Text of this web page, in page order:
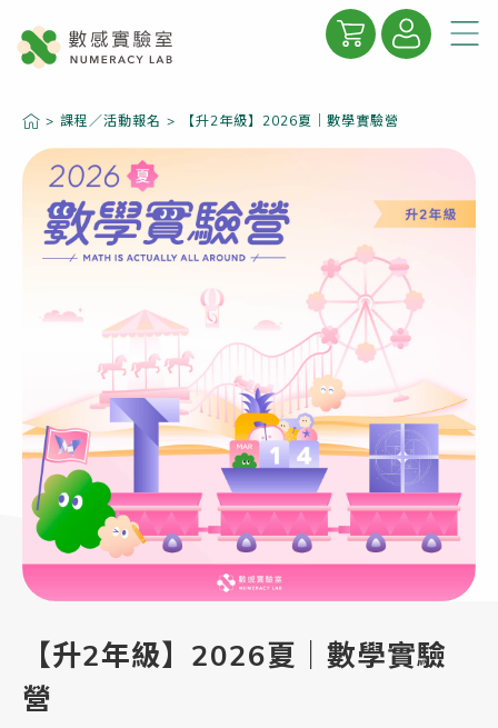
數感學院
數感專欄
精彩合輯
線上商城
> 課程／活動報名 > 【升2年級】2026夏｜數學實驗營
【升2年級】2026夏｜數學實驗
營